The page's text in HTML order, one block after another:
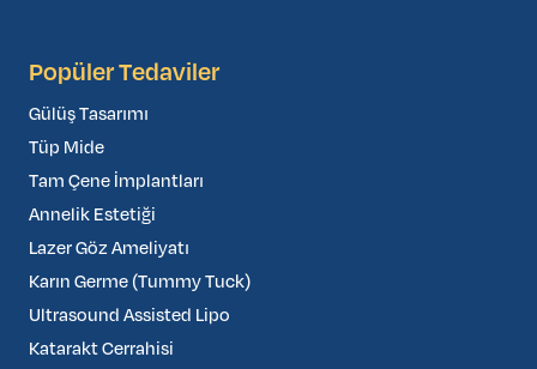
Popüler Tedaviler
Gülüş Tasarımı
Tüp Mide
Tam Çene İmplantları
Annelik Estetiği
Lazer Göz Ameliyatı
Karın Germe (Tummy Tuck)
Ultrasound Assisted Lipo
Katarakt Cerrahisi